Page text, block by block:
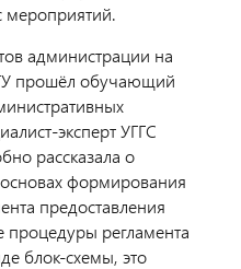
мероприятий.
администрации на
прошёл обучающий
эксперт УГГС
рассказала о
формирования
предоставления
процедуры регламента
блок-схемы, это